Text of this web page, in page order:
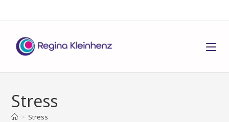
Stress
> Stress